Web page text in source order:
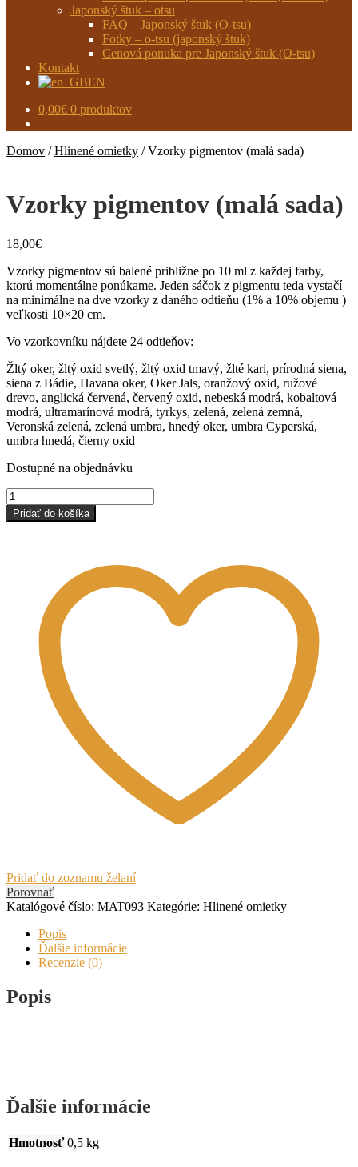
Japonský štuk – otsu
FAQ – Japonský štuk (O-tsu)
Fotky – o-tsu (japonský štuk)
Cenová ponuka pre Japonský štuk (O-tsu)
Kontakt
EN
0,00€ 0 produktov
Domov /Hlinené omietky /Vzorky pigmentov (malá sada)
Vzorky pigmentov (malá sada)
18,00€
Vzorky pigmentov sú balené približne po 10 ml z každej farby,
ktorú momentálne ponúkame. Jeden sáčok z pigmentu teda vystačí
na minimálne na dve vzorky z daného odtieňu (1% a 10% objemu )
veľkosti 10×20 cm.
Vo vzorkovníku nájdete 24 odtieňov:
Žltý oker, žltý oxid svetlý, žltý oxid tmavý, žlté kari, prírodná siena,
siena z Bádie, Havana oker, Oker Jals, oranžový oxid, ružové
drevo, anglická červená, červený oxid, nebeská modrá, kobaltová
modrá, ultramarínová modrá, tyrkys, zelená, zelená zemná,
Veronská zelená, zelená umbra, hnedý oker, umbra Cyperská,
umbra hnedá, čierny oxid
Dostupné na objednávku
množstvo
Vzorky
pigmentov
Pridať do košíka
Pridať do zoznamu želaní
Porovnať
Katalógové číslo: MAT093 Kategórie: Hlinené omietky
Popis
Ďalšie informácie
Recenzie (0)
Popis
Ďalšie informácie
Hmotnosť 0,5 kg